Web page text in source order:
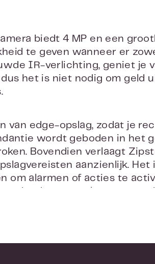
biedt 4 MP en een
te geven wanneer er
IR-verlichting, geniet je
het is niet nodig om geld
van edge-opslag, zodat je
wordt geboden in het
Bovendien verlaagt
aanzienlijk.
om alarmen of acties te
poort worden aangesloten
een virtueel venster voor de